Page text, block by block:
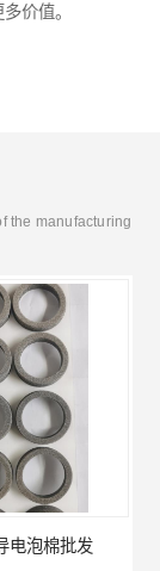
价值。
the manufacturing
胶橡垫定制